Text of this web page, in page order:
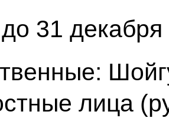
31 декабря
лица